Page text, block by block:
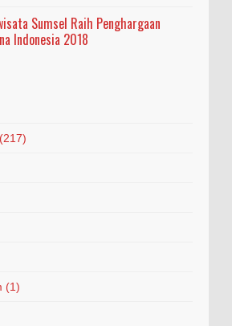
Sumsel Raih Penghargaan
Indonesia 2018
(217)
(1)